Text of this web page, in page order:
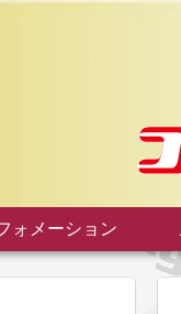
ォメーション